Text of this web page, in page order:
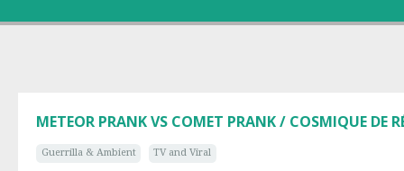
METEOR PRANK VS COMET PRANK / COSMIQUE DE
Guerrilla & Ambient TV and Viral